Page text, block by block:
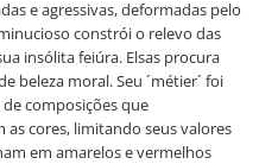
e agressivas, deformadas pelo
constrói o relevo das
insólita feiúra. Elsas procura
beleza moral. Seu ´métier´ foi
composições que
cores, limitando seus valores
em amarelos e vermelhos